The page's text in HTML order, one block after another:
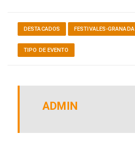
DESTACADOS FESTIVALES-GRANADA
TIPO DE EVENTO
ADMIN